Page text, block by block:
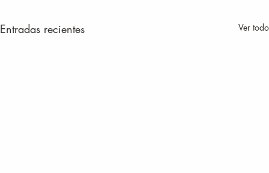
Entradas recientes Ver todo